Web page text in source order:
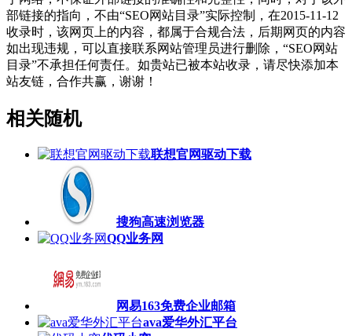
部链接的指向，不由“SEO网站目录”实际控制，在2015-11-12
收录时，该网页上的内容，都属于合规合法，后期网页的内容
如出现违规，可以直接联系网站管理员进行删除，“SEO网站
目录”不承担任何责任。如贵站已被本站收录，请尽快添加本
站友链，合作共赢，谢谢！
相关随机
联想官网驱动下载
搜狗高速浏览器
QQ业务网
网易163免费企业邮箱
ava爱华外汇平台